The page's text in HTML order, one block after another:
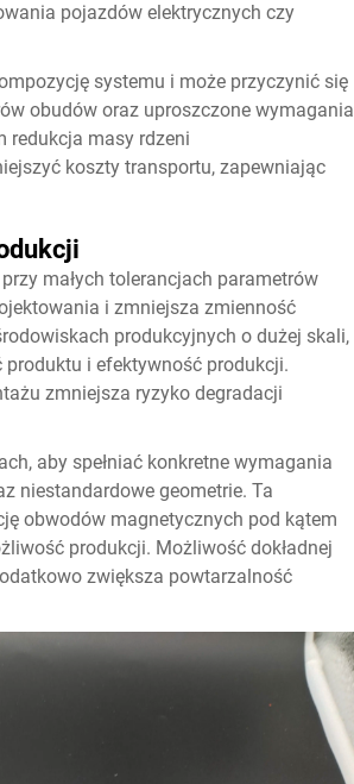
pojazdów elektrycznych czy
systemu i może przyczynić się
obudów oraz uproszczone wymagania
redukcja masy rdzeni
koszty transportu, zapewniając
małych tolerancjach parametrów
i zmniejsza zmienność
produkcyjnych o dużej skali,
i efektywność produkcji.
zmniejsza ryzyko degradacji
aby spełniać konkretne wymagania
niestandardowe geometrie. Ta
obwodów magnetycznych pod kątem
produkcji. Możliwość dokładnej
zwiększa powtarzalność